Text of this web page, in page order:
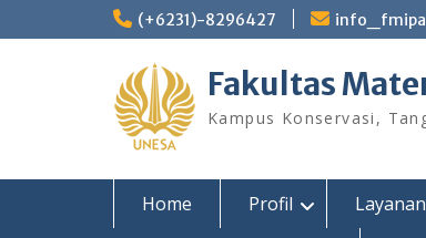
to
(+6231)-8296427
Fakultas
Kampus Konservasi,
Home Profil Layanan